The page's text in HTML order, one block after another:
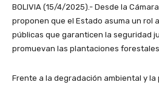
BOLIVIA (15/4/2025).- Desde la
proponen que el Estado asuma un rol
públicas que garanticen la seguridad
promuevan las plantaciones forestales.
Frente a la degradación ambiental y